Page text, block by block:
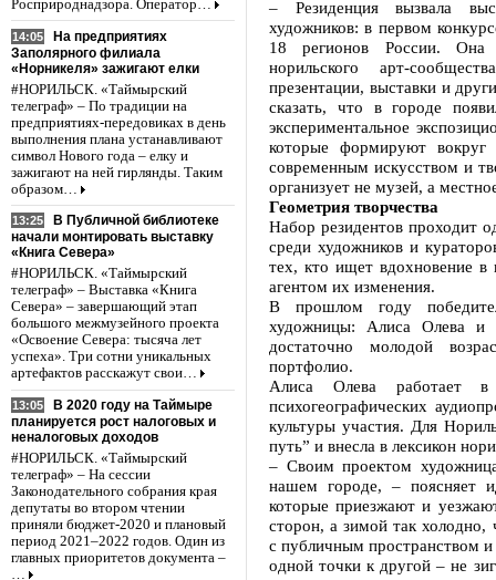
Росприроднадзора. Оператор…
14:05
На предприятиях
Заполярного филиала
«Норникеля» зажигают елки
#НОРИЛЬСК. «Таймырский
телеграф» – По традиции на
предприятиях-передовиках в день
выполнения плана устанавливают
символ Нового года – елку и
зажигают на ней гирлянды. Таким
образом…
13:25
В Публичной библиотеке
начали монтировать выставку
«Книга Севера»
#НОРИЛЬСК. «Таймырский
телеграф» – Выставка «Книга
Севера» – завершающий этап
большого межмузейного проекта
«Освоение Севера: тысяча лет
успеха». Три сотни уникальных
артефактов расскажут свои…
13:05
В 2020 году на Таймыре
планируется рост налоговых и
неналоговых доходов
#НОРИЛЬСК. «Таймырский
телеграф» – На сессии
Законодательного собрания края
депутаты во втором чтении
приняли бюджет-2020 и плановый
период 2021–2022 годов. Один из
главных приоритетов документа –
…
– Резиденция вызвала
художников: в первом
18 регионов России. Она
норильского арт-
презентации, выставки и
сказать, что в городе
экспериментальное
которые формируют
современным искусством и
организует не музей, а
Геометрия творчества
Набор резидентов проходит
среди художников и
тех, кто ищет вдохновение
агентом их изменения.
В прошлом году
художницы: Алиса Олева
достаточно молодой
портфолио.
Алиса Олева работает
психогеографических
культуры участия. Для
путь” и внесла в лексикон
– Своим проектом
нашем городе, – поясняет
которые приезжают и
сторон, а зимой так холодно,
с публичным пространством
одной точки к другой – не